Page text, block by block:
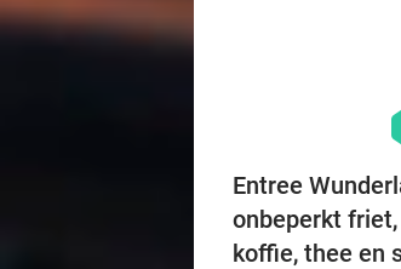
Entree
onbeperkt
koffie, thee en